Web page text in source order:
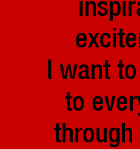
I want
to
through